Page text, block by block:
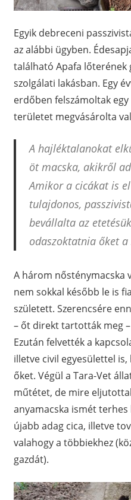
Egyik debreceni
az alábbi ügyben.
található Apafa lőterének
szolgálati lakásban. Egy
erdőben felszámoltak
területet megvásárolta
A hajléktalanokat
öt macska, akikről
Amikor a cicákat is
tulajdonos,
bevállalta az
odaszoktatnia őket
A három nősténymacska
nem sokkal később le is
született. Szerencsére
– őt direkt tartották meg
Ezután felvették a
illetve civil egyesülettel
őket. Végül a Tara-Vet
műtétet, de mire
anyamacska ismét
újabb adag cica, illetve
valahogy a többiekhez
gazdát).